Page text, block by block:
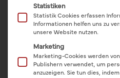
DIE PERFEKTE
FIRMENFEIER
Sie planen einFirmenevent
hinterlässt?
Statistiken
Statistik Cookies erfassen
Informationen helfen uns zu
unsere Website nutzen.
Marketing
Marketing-Cookies werden
Publishern verwendet, um
anzuzeigen. Sie tun dies,